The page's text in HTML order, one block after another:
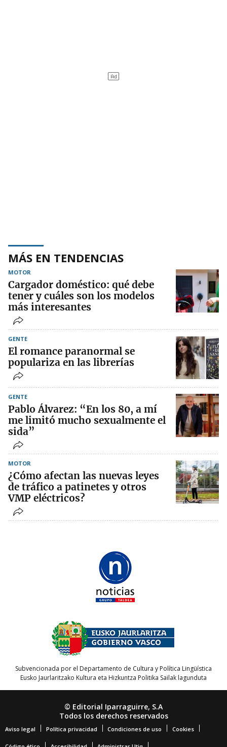
MÁS EN TENDENCIAS
MOTOR
Cargador doméstico: qué debe
tener y cuáles son los modelos
más interesantes
GENTE
El romance paranormal se
populariza en las librerías
GENTE
Pablo Álvarez: “En los 80, a mí
me limitó mucho sexualmente el
sida”
MOTOR
¿Cómo afectan las nuevas leyes
de tráfico a patinetes y otros
VMP eléctricos?
Subvencionada por el Departamento de Cultura y Política Lingüística
Eusko Jaurlaritzako Kultura eta Hizkuntza Politika Sailak lagunduta
© Editorial Iparraguirre, S.A
Todos los derechos reservados
Aviso legal Política privacidad Condiciones de uso Cookies